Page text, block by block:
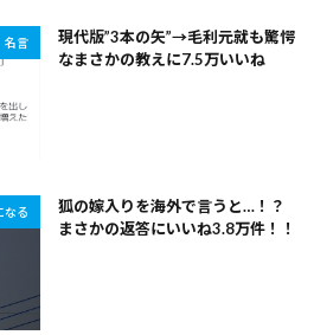
名言
現代版”3本の矢”→毛利元就も驚愕
なまさかの教えに7.5万いいね
なる
狐の嫁入りを海外で言うと…！？
まさかの返答にいいね3.8万件！！